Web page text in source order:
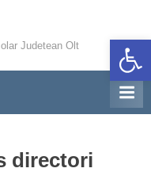
Deschide
Judetean Olt
directori